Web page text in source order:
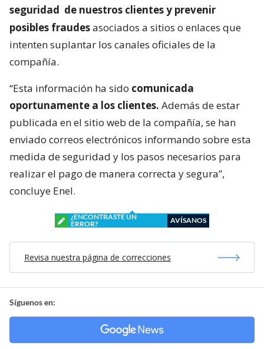
seguridad de nuestros clientes y prevenir
posibles fraudesasociados a sitios o enlaces que
intenten suplantar los canales oficiales de la
compañía.
“Esta información ha sido comunicada
oportunamente a los clientes. Además de estar
publicada en el sitio web de la compañía, se han
enviado correos electrónicos informando sobre esta
medida de seguridad y los pasos necesarios para
realizar el pago de manera correcta y segura”,
concluye Enel.
¿ENCONTRASTE UN
ERROR?
AVÍSANOS
Revisa nuestra página de correcciones
Síguenos en: